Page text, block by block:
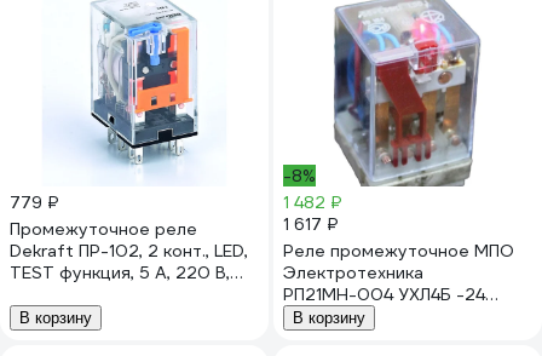
779 ₽
Промежуточное реле
Dekraft ПР-102, 2 конт., LED,
TEST функция, 5 А, 220 В,
В корзину
-8%
1 482 ₽
1 617 ₽
Реле промежуточное МПО
Электротехника
РП21МН-004 УХЛ4Б -24
80042400
В корзину